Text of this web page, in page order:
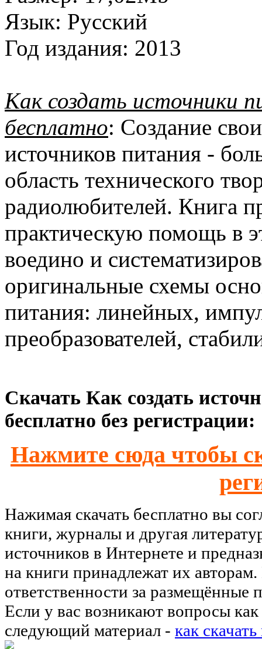
Язык: Русский
Год издания: 2013
Как создать источники
бесплатно: Создание
источников питания -
область технического
радиолюбителей. Книга
практическую помощь в
воедино и
оригинальные схемы
питания: линейных,
преобразователей,
Скачать Как создать
бесплатно без регистрации:
Нажмите сюда чтобы
Нажимая скачать бесплатно вы
книги, журналы и другая
источников в Интернете и
на книги принадлежат их
ответственности за размещённые
Если у вас возникают вопросы как
следующий материал - как